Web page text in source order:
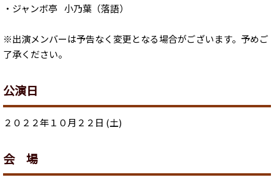
・ジャンボ亭 小乃葉（落語）
※出演メンバーは予告なく変更となる場合がございます。予めご
了承ください。
公演日
２０２２年１０月２２日 (土)
会 場